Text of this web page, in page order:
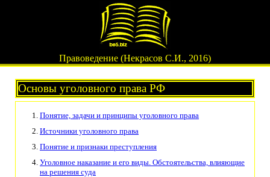
Правоведение (Некрасов С.И., 2016)
Основы уголовного права РФ
Понятие, задачи и принципы уголовного права
Источники уголовного права
Понятие и признаки преступления
Уголовное наказание и его виды. Обстоятельства, влияющие
на решения суда